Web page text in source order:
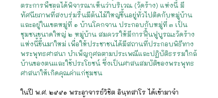
ตระการพืชผลได้พิจารณาเห็นว่าบริเวณ (วัดร้าง) แห่งนี้ มี
ทัศนียภาพที่สงบร่มรื่นมีต้นไม้ใหญ่ขึ้นอยู่ทั่วไปติดกับหมู่บ้าน
และอยู่ในเขตหมู่ที่ ๑ บ้านโคกจาน ประกอบกับหมู่ที่ ๓ เป็น
ชุมชนขนาดใหญ่ ๒ หมู่บ้าน สมควรให้มีการฟื้นฟูบูรณะวัดร้าง
แห่งนี้ขึ้นมาใหม่ เพื่อให้ประชาชนได้มีสถานที่ประกอบพิธีทาง
พระพุทธศาสนา บำเพ็ญกุศลตามประเพณีและปฏิบัติธรรมใกล้
บ้านของตนและใช้ประโยชน์ ซึ่งเป็นศาสนสมบัติของพระพุทธ
ศาสนาให้เกิดคุณค่าแก่ชุมชน
ในปี พ.ศ. ๒๕๕๑ พระอาจารย์วิชิต อินฺทสาโร ได้เข้ามาจำ